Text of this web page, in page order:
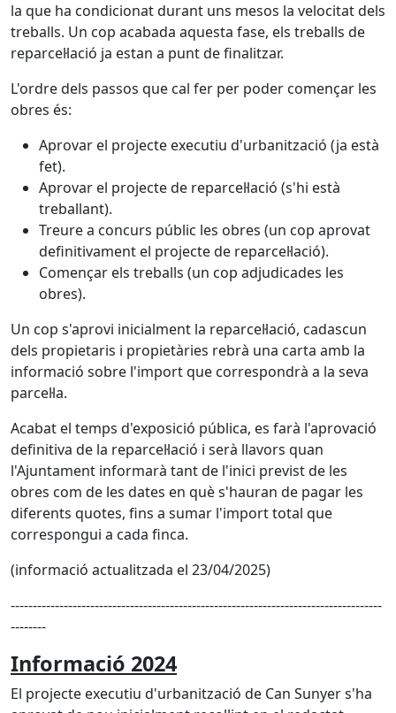
la que ha condicionat durant uns mesos la velocitat dels
treballs. Un cop acabada aquesta fase, els treballs de
reparcel·lació ja estan a punt de finalitzar.
L'ordre dels passos que cal fer per poder començar les
obres és:
Aprovar el projecte executiu d'urbanització (ja està
fet).
Aprovar el projecte de reparcel·lació (s'hi està
treballant).
Treure a concurs públic les obres (un cop aprovat
definitivament el projecte de reparcel·lació).
Començar els treballs (un cop adjudicades les
obres).
Un cop s'aprovi inicialment la reparcel·lació, cadascun
dels propietaris i propietàries rebrà una carta amb la
informació sobre l'import que correspondrà a la seva
parcel·la.
Acabat el temps d'exposició pública, es farà l'aprovació
definitiva de la reparcel·lació i serà llavors quan
l'Ajuntament informarà tant de l'inici previst de les
obres com de les dates en què s'hauran de pagar les
diferents quotes, fins a sumar l'import total que
correspongui a cada finca.
(informació actualitzada el 23/04/2025)
------------------------------------------------------------------------------------
--------
Informació 2024
El projecte executiu d'urbanització de Can Sunyer s'ha